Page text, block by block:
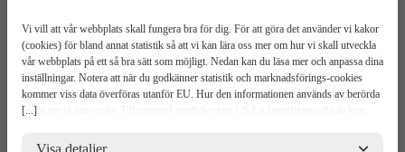
[...]
Vi vill att vår webbplats skall fungera bra för dig. För att göra det använder vi kakor
(cookies) för bland annat statistik så att vi kan lära oss mer om hur vi skall utveckla
vår webbplats på ett så bra sätt som möjligt. Nedan kan du läsa mer och anpassa dina
inställningar. Notera att när du godkänner statistik och marknadsförings-cookies
kommer viss data överföras utanför EU. Hur den informationen används av berörda
bolag vet vi inte exakt. Till exempel uppfyller inte USA:s lagstiftning alla de krav
risker för dina personuppgifter. De berörda bolagen måste lämna över uppgifter till
Visa detaljer
Läs mer Läs mindre
Om ToolPal
Om oss
Våra depåer